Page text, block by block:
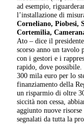
ad esempio,
l’installazione di
Corneliano, Piobesi,
Cortemilia,
Ato – dice il
scorso anno un tavolo
con i gestori e i
rapido, dove
300 mila euro per lo
finanziamento della
un risparmio di oltre
siccità non cessa,
aggiunto nuove
segnalati da tutta la